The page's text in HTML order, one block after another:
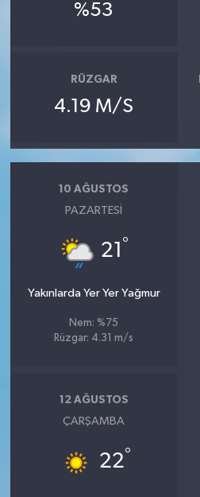
%53
RÜZGAR
4.19 M/S
10 AĞUSTOS
PAZARTESI
21 °
Yakınlarda Yer Yer Yağmur
Nem: %75
Rüzgar: 4.31 m/s
12 AĞUSTOS
ÇARŞAMBA
22°